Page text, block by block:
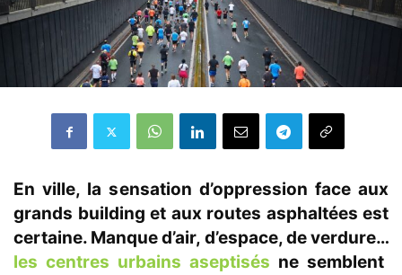
En ville, la sensation d’oppression face aux
grands building et aux routes asphaltées est
certaine. Manque d’air, d’espace, de verdure…
les centres urbains aseptisés ne semblent